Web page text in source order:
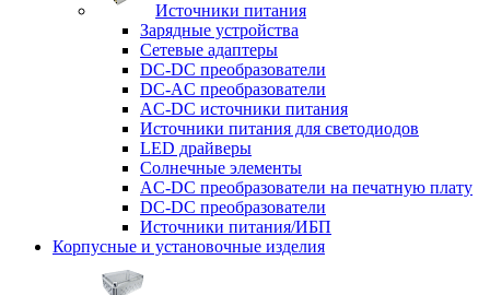
Источники питания
Зарядные устройства
Сетевые адаптеры
DC-DC преобразователи
DC-AC преобразователи
AC-DC источники питания
Источники питания для светодиодов
LED драйверы
Солнечные элементы
AC-DC преобразователи на печатную плату
DC-DC преобразователи
Источники питания/ИБП
Корпусные и установочные изделия